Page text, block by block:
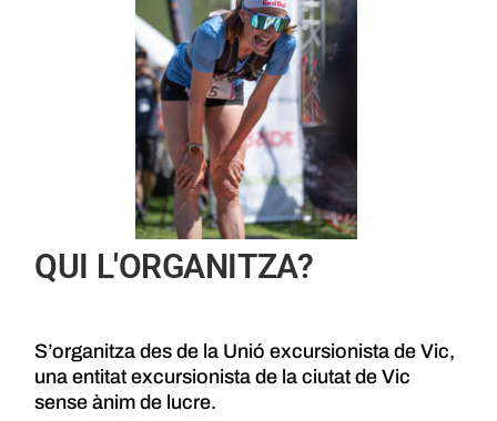
QUI L'ORGANITZA?
S’organitza des de la Unió excursionista de Vic,
una entitat excursionista de la ciutat de Vic
sense ànim de lucre.